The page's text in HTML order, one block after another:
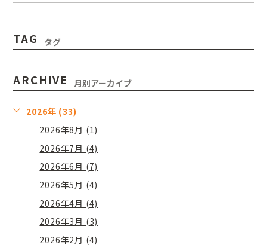
TAG タグ
ARCHIVE 月別アーカイブ
2026年 (33)
2026年8月 (1)
2026年7月 (4)
2026年6月 (7)
2026年5月 (4)
2026年4月 (4)
2026年3月 (3)
2026年2月 (4)